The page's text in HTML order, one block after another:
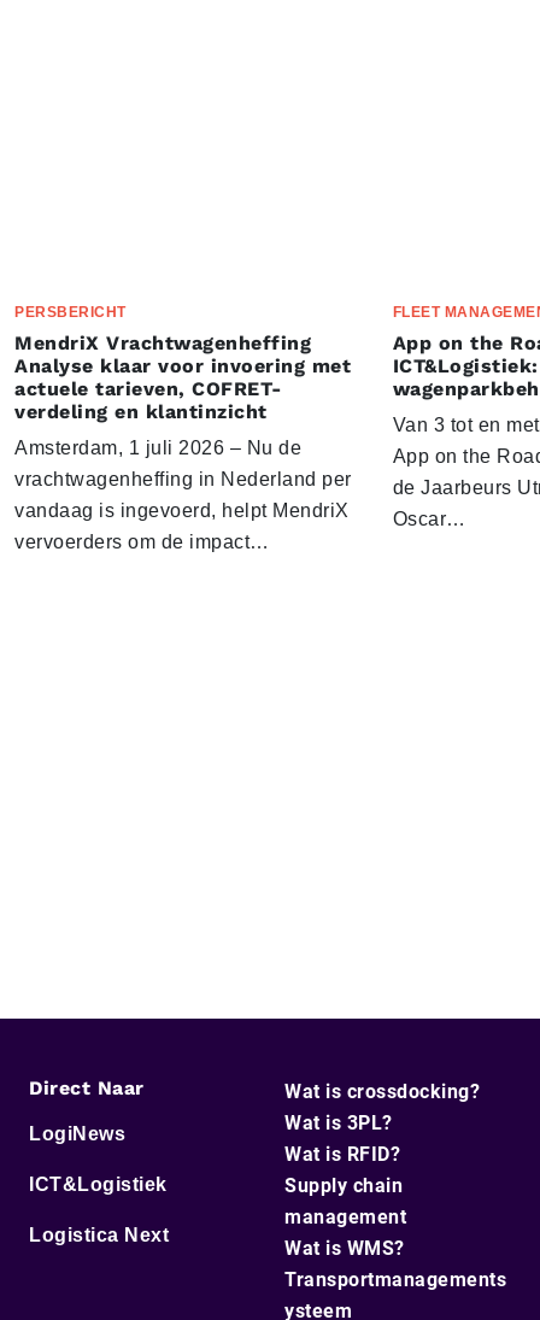
PERSBERICHT
MendriX Vrachtwagenheffing
Analyse klaar voor invoering met
actuele tarieven, COFRET-
verdeling en klantinzicht
Amsterdam, 1 juli 2026 – Nu de
vrachtwagenheffing in Nederland per
vandaag is ingevoerd, helpt MendriX
vervoerders om de impact…
FLEET
App on the
Van 3 tot en
App on the
de Jaarbeurs
Oscar…
Direct Naar
LogiNews
ICT&Logistiek
Logistica Next
Wat is crossdocking?
Wat is 3PL?
Wat is RFID?
Supply chain
management
Wat is WMS?
Transportmanagements
ysteem